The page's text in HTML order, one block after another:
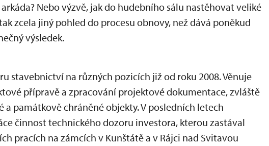
Nebo výzvě, jak do hudebního sálu nastěhovat veliké
zcela jiný pohled do procesu obnovy, než dává poněkud
výsledek.
stavebnictví na různých pozicích již od roku 2008. Věnuje
přípravě a zpracování projektové dokumentace, zvláště
a památkově chráněné objekty. V posledních letech
činnost technického dozoru investora, kterou zastával
pracích na zámcích v Kunštátě a v Rájci nad Svitavou